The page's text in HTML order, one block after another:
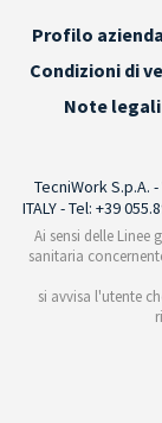
Profilo
Condizioni di
Note legali
TecniWork S.p.A.
ITALY - Tel: +39
Ai sensi delle Linee
sanitaria
si avvisa l'utente